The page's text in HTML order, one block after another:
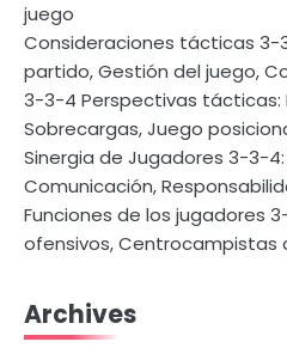
juego
Consideraciones tácticas 3-
partido, Gestión del juego,
3-3-4 Perspectivas tácticas:
Sobrecargas, Juego
Sinergia de Jugadores 3-3-
Comunicación,
Funciones de los jugadores
ofensivos, Centrocampistas
Archives